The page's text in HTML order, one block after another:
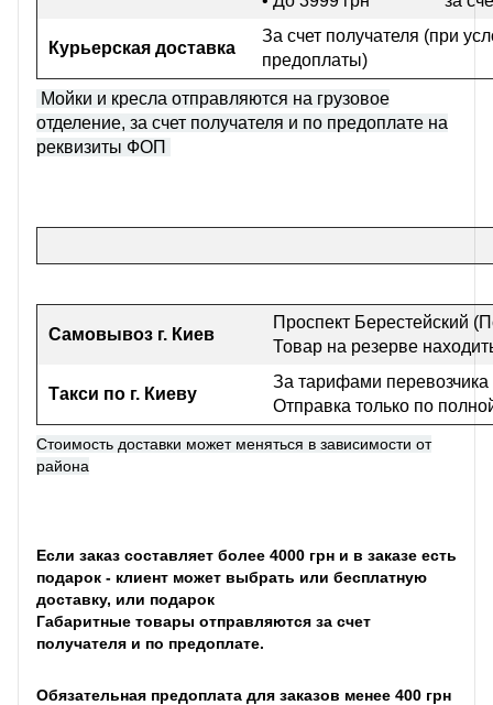
Курьерская доставка
За счет получателя (при
предоплаты)
Мойки и кресла отправляются на грузовое
отделение, за счет получателя и по предоплате на
реквизиты ФОП
Самовывоз г. Киев
Проспект Берестейский
Товар на резерве
Такси по г. Киеву
За тарифами перевозчика
Отправка только по
Стоимость доставки может меняться в зависимости от
района
Если заказ составляет более 4000 грн и в заказе есть
подарок - клиент может выбрать или бесплатную
доставку, или подарок
Габаритные товары отправляются за счет
получателя и по предоплате.
Обязательная предоплата для заказов менее 400 грн